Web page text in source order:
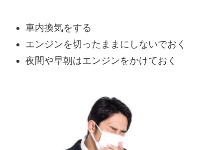
車内換気をする
エンジンを切ったままにしないでおく
夜間や早朝はエンジンをかけておく